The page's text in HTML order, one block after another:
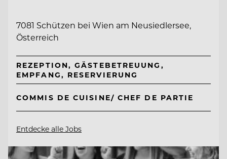
7081 Schützen bei Wien am Neusiedlersee,
Österreich
REZEPTION, GÄSTEBETREUUNG,
EMPFANG, RESERVIERUNG
COMMIS DE CUISINE/ CHEF DE PARTIE
Entdecke alle Jobs